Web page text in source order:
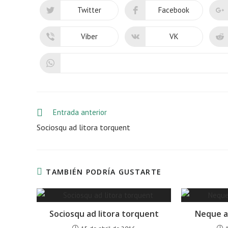
Se
una
nueva
Twitter Se
una
nueva
Facebook
Se
Viber SeVK
Leer
artículos
Entrada anterior
Sociosqu ad litora torquent
TAMBIÉN PODRÍA GUSTARTE
Sociosqu ad litora torquent Neque